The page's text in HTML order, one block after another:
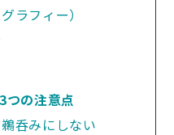
ラフィー）
つの注意点
呑みにしない